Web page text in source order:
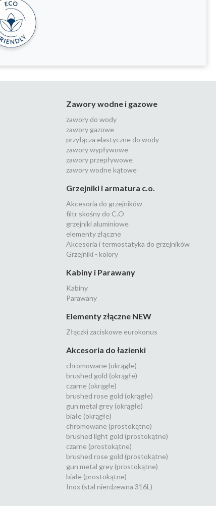
Zawory wodne i gazowe
zawory do wody
zawory gazowe
przyłącza elastyczne do wody
zawory wypływowe
zawory przepływowe
zawory wodne kątowe
Grzejniki i armatura c.o.
Akcesoria do grzejników
filtr skośny do C.O
grzejniki aluminiowe
elementy złączne
Akcesoria i termostatyka do grzejników
Grzejniki - kolory
Kabiny i Parawany
Kabiny
Parawany
Elementy złączne NEW
Złączki zaciskowe eurokonus
Akcesoria do łazienki
chromowane (okrągłe)
brushed gold (okrągłe)
czarne (okrągłe)
brushed rose gold (okrągłe)
gun metal grey (okrągłe)
białe (okrągłe)
chromowane (prostokątne)
brushed light gold (prostokątne)
czarne (prostokątne)
brushed rose gold (prostokątne)
gun metal grey (prostokątne)
białe (prostokątne)
Inox (stal nierdzewna 316L)